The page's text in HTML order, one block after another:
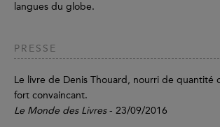
langues du globe.
PRESSE
Le livre de Denis Thouard, nourri de quantité
fort convaincant.
Le Monde des Livres- 23/09/2016